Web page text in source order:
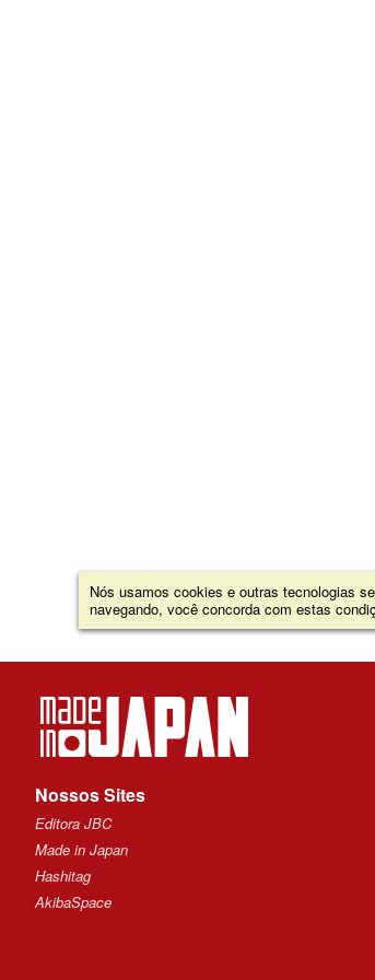
Nós usamos cookies e outras tecnologias
navegando, você concorda com estas
Nossos Sites
Editora JBC
Made in Japan
Hashitag
AkibaSpace